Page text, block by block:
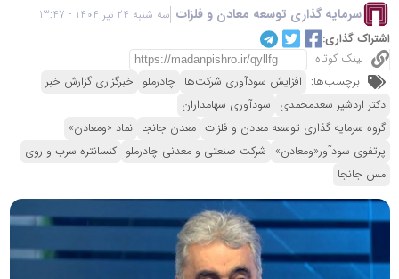
سرمایه گذاری توسعه معادن و فلزات سه شنبه 24 تیر 1404 - 13:47
اشتراک گذاری:
لینک کوتاه
برچسب‌ها: افزایش سودآوری شرکت‌ها چادرملو خبرگزاری گزارش خبر
دکتر اردشیر سعدمحمدی سودآوری سهامداران
گروه سرمایه گذاری توسعه معادن و فلزات معدن جانجا نماد «ومعادن»
پرتفوی سودآور«ومعادن» شرکت صنعتی و معدنی چادرملو کنسانتره سرب و روی
مس جانجا